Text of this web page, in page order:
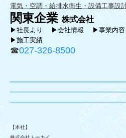
電気・空調・給排水衛生・設備工事設
関東企業 株式会社
▶社長より ▶会社情報 ▶事業内容
▶施工実績
☎027-326-8500
――――――
―――――――――――
【本社】